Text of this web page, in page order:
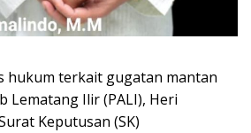
hukum terkait gugatan mantan
Lematang Ilir (PALI), Heri
Keputusan (SK)